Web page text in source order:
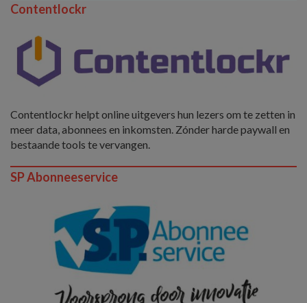
Contentlockr
Contentlockr helpt online uitgevers hun lezers om te zetten in
meer data, abonnees en inkomsten. Zónder harde paywall en
bestaande tools te vervangen.
SP Abonneeservice